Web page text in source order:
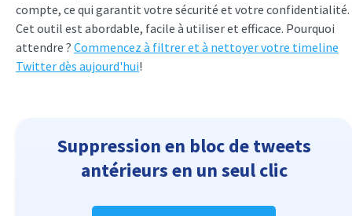
compte, ce qui garantit votre sécurité et votre confidentialité.
Cet outil est abordable, facile à utiliser et efficace. Pourquoi
attendre ? Commencez à filtrer et à nettoyer votre timeline
Twitter dès aujourd'hui!
Suppression en bloc de tweets
antérieurs en un seul clic